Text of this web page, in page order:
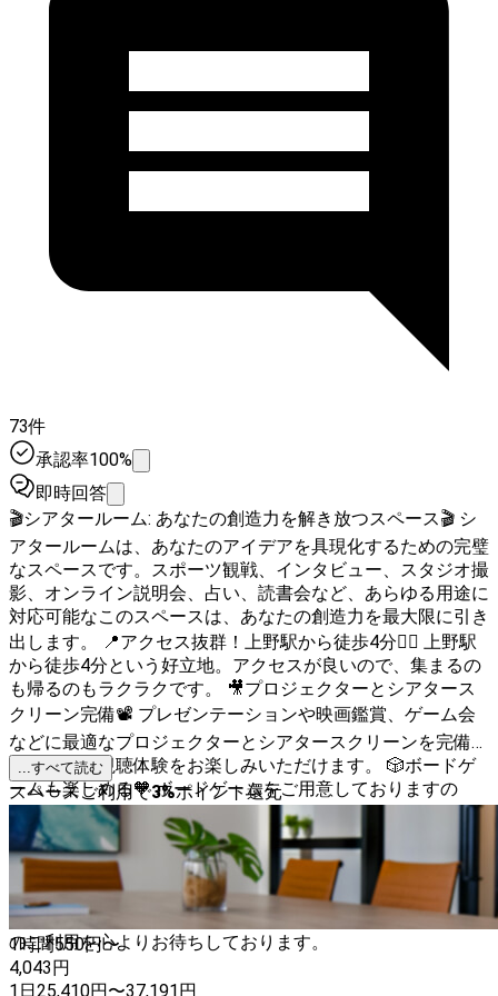
73件
承認率100%
即時回答
🎬シアタールーム: あなたの創造力を解き放つスペース🎬 シ
アタールームは、あなたのアイデアを具現化するための完璧
なスペースです。スポーツ観戦、インタビュー、スタジオ撮
影、オンライン説明会、占い、読書会など、あらゆる用途に
対応可能なこのスペースは、あなたの創造力を最大限に引き
出します。 📍アクセス抜群！上野駅から徒歩4分🚶‍♀️ 上野駅
から徒歩4分という好立地。アクセスが良いので、集まるの
も帰るのもラクラクです。 🎥プロジェクターとシアタース
クリーン完備📽️ プレゼンテーションや映画鑑賞、ゲーム会
などに最適なプロジェクターとシアタースクリーンを完備。
大画面での視聴体験をお楽しみいただけます。 🎲ボードゲ
ームも楽しめる🧡 ボードゲームをご用意しておりますの
で、友人との楽しい時間を過ごすことも可能です。 💻Wi-Fi
完備でオンラインも安心💻 Wi-Fiが完備されているので、オ
ンラインでの会議や説明会も安心して行えます。 【詳細情
報】 ・価格: 1100円〜2200円 ・定員: 8名 ・広さ: 28㎡ シア
タールームで、新たな可能性を見つけてみませんか？あなた
のご利用を心よりお待ちしております。
...すべて読む
スペースご利用で3%ポイント還元
1時間550円〜
4,043円
1日25,410円〜37,191円